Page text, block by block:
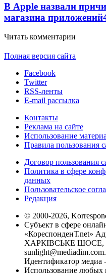
В Apple назвали
магазина приложений
Читать комментарии
Полная версия сайта
Facebook
Twitter
RSS-ленты
E-mail рассылка
Контакты
Реклама на сайте
Использование
Правила пользования
Договор пользования
Политика в сфере
данных
Пользовательское
Редакция
© 2000-2026,
Субъект в сфере
«КореспонденТ.net»
ХАРКІВСЬКЕ ШОСЕ,
Идентификатор медиа
Использование любых